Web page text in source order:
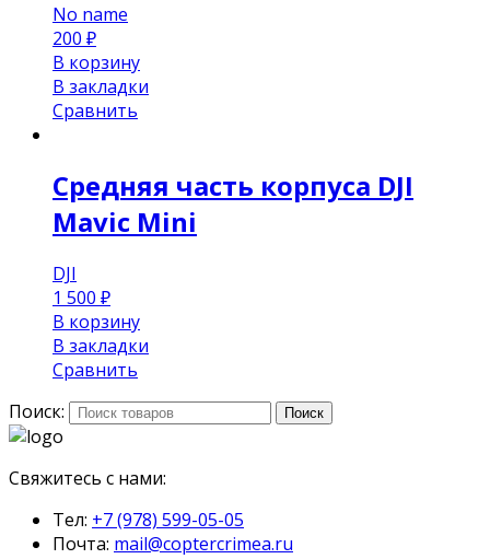
No name
200 ₽
В корзину
В закладки
Сравнить
Средняя часть корпуса DJI
Mavic Mini
DJI
1 500 ₽
В корзину
В закладки
Сравнить
Поиск:
Поиск
Свяжитесь с нами:
Тел: +7 (978) 599-05-05
Почта: mail@coptercrimea.ru